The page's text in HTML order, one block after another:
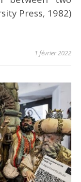
Press, 1982)
1 février 2022